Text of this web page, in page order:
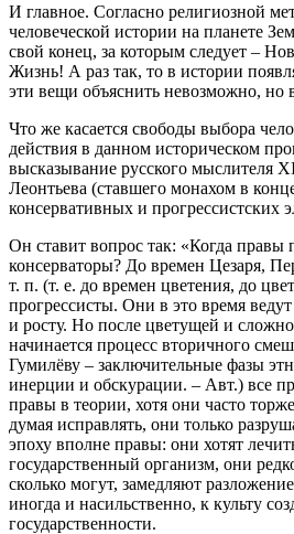
И главное. Согласно религиозной
человеческой истории на планете
свой конец, за которым следует –
Жизнь! А раз так, то в истории
эти вещи объяснить невозможно, но
Что же касается свободы выбора
действия в данном историческом
высказывание русского мыслителя
Леонтьева (ставшего монахом в
консервативных и прогрессистских
Он ставит вопрос так: «Когда правы
консерваторы? До времен Цезаря,
т. п. (т. е. до времен цветения, до
прогрессисты. Они в это время
и росту. Но после цветущей и
начинается процесс вторичного
Гумилёву – заключительные фазы
инерции и обскурации. – Авт.) все
правы в теории, хотя они часто
думая исправлять, они только
эпоху вполне правы: они хотят
государственный организм, они
сколько могут, замедляют
иногда и насильственно, к культу
государственности.